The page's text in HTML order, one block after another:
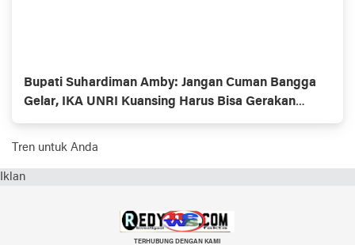
Bupati Suhardiman Amby: Jangan Cuman Bangga
Gelar, IKA UNRI Kuansing Harus Bisa Gerakan
Ekonomi Daerah
Tren untuk Anda
Iklan
TERHUBUNG DENGAN KAMI